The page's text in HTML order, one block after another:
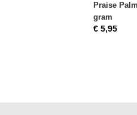
Praise
gram
€ 5,95